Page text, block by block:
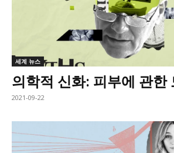
세계 뉴스
의학적 신화: 피부에 관한
2021-09-22